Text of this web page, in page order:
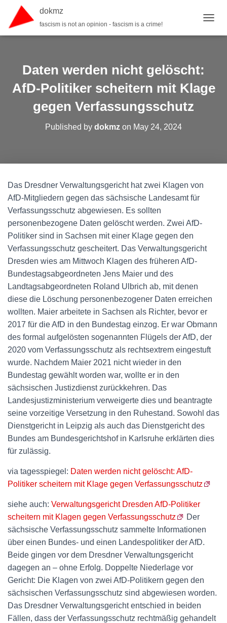
dokmz
fascism is not an opinion - fascism is a crime!
Daten werden nicht gelöscht:
AfD-Politiker scheitern mit Klage
gegen Verfassungsschutz
Published by dokmz on May 24, 2024
Das Dresdner Verwaltungsgericht hat zwei Klagen von
AfD-Mitgliedern gegen das sächsische Landesamt für
Verfassungsschutz abgewiesen. Es sollten
personenbezogene Daten gelöscht werden. Zwei AfD-
Politiker sind in Sachsen mit einer Klage gegen den
Verfassungsschutz gescheitert. Das Verwaltungsgericht
Dresden wies am Mittwoch Klagen des früheren AfD-
Bundestagsabgeordneten Jens Maier und des
Landtagsabgeordneten Roland Ulbrich ab, mit denen
diese die Löschung personenbezogener Daten erreichen
wollten. Maier arbeitete in Sachsen als Richter, bevor er
2017 für die AfD in den Bundestag einzog. Er war Obmann
des formal aufgelösten sogenannten Flügels der AfD, der
2020 vom Verfassungsschutz als rechtsextrem eingestuft
wurde. Nachdem Maier 2021 nicht wieder in den
Bundestag gewählt worden war, wollte er in den
sächsischen Justizdienst zurückkehren. Das
Landesjustizministerium verweigerte dies und beantragte
seine vorzeitige Versetzung in den Ruhestand. Sowohl das
Dienstgericht in Leipzig als auch das Dienstgericht des
Bundes am Bundesgerichtshof in Karlsruhe erklärten dies
für zulässig.
via tagesspiegel: Daten werden nicht gelöscht: AfD-
Politiker scheitern mit Klage gegen Verfassungsschutz
siehe auch: Verwaltungsgericht Dresden AfD-Politiker
scheitern mit Klagen gegen Verfassungsschutz
Der
sächsische Verfassungsschutz sammelte Informationen
über einen Bundes- und einen Landespolitiker der AfD.
Beide gingen vor dem Dresdner Verwaltungsgericht
dagegen an – ohne Erfolg. Doppelte Niederlage vor
Gericht: Die Klagen von zwei AfD-Politikern gegen den
sächsischen Verfassungsschutz sind abgewiesen worden.
Das Dresdner Verwaltungsgericht entschied in beiden
Fällen, dass der Verfassungsschutz rechtmäßig gehandelt